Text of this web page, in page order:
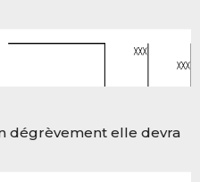
dégrèvement elle devra